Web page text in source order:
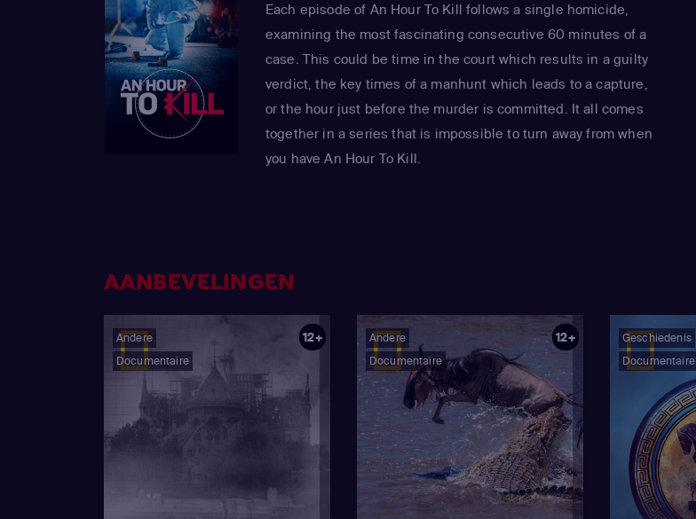
Each episode of An Hour To Kill follows a single homicide,
examining the most fascinating consecutive 60 minutes of a
case. This could be time in the court which results in a guilty
verdict, the key times of a manhunt which leads to a capture,
or the hour just before the murder is committed. It all comes
together in a series that is impossible to turn away from when
you have An Hour To Kill.
AANBEVELINGEN
Andere
Documentaire
12+
Andere
Documentaire
12+
Geschiedenis
Documentaire